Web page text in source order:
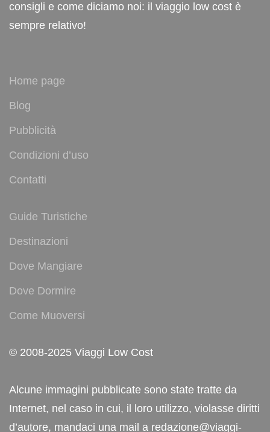
consigli e come diciamo noi: il viaggio low cost è
sempre relativo!
Home page
Blog
Pubblicità
Condizioni d’uso
Contatti
Guide Turistiche
Destinazioni
Dove Mangiare
Dove Dormire
Come Muoversi
© 2008-2025 Viaggi Low Cost
Alcune immagini pubblicate sono state tratte da
Internet, nel caso in cui, il loro utilizzo, violasse diritti
d’autore, mandaci una mail a redazione@viaggi-